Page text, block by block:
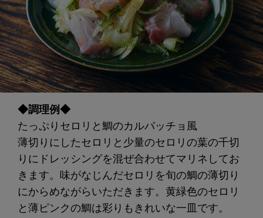
◆調理例◆
たっぷりセロリと鯛のカルパッチョ風
薄切りにしたセロリと少量のセロリの葉の千切
りにドレッシングを混ぜ合わせてマリネしてお
きます。味がなじんだセロリを旬の鯛の薄切り
にからめながらいただきます。黄緑色のセロリ
と薄ピンクの鯛は彩りもきれいな一皿です。